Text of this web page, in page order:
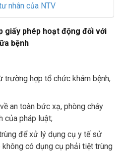
nhân của NTV
giấy phép hoạt động đối với
bệnh
trường hợp tổ chức khám bệnh,
an toàn bức xạ, phòng cháy
của pháp luật;
để xử lý dụng cụ y tế sử
có dụng cụ phải tiệt trùng